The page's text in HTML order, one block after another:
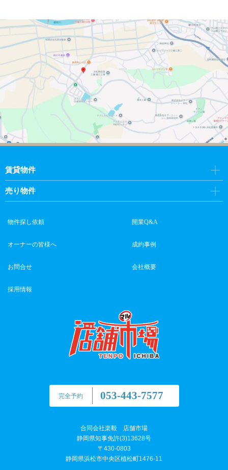
完全予約 053-443-7577
合同会社楽毅 店舗市場
静岡県知事免許(3)13628号
〒430-0803
静岡県浜松市中央区植松町1476-11
賃貸物件
売り物件
物件探し依頼 開業Q&A
オーナーの皆様へ 成約事例
お問合せ 会社概要
採用情報